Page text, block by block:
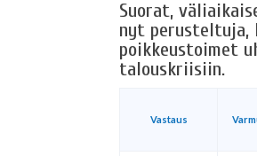
Suorat,
nyt perusteltuja,
poikkeustoimet
talouskriisiin.
Vastaus